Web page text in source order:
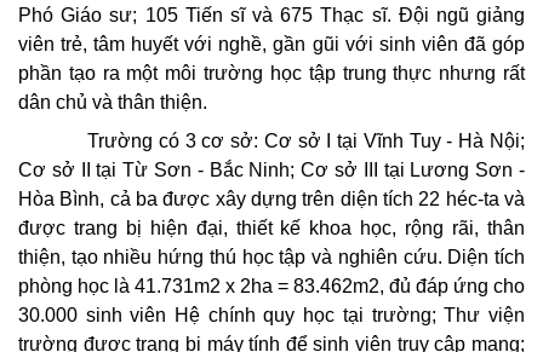
Phó Giáo sư; 105 Tiến sĩ và 675 Thạc sĩ. Đội ngũ giảng
viên trẻ, tâm huyết với nghề, gần gũi với sinh viên đã góp
phần tạo ra một môi trường học tập trung thực nhưng rất
dân chủ và thân thiện.
Trường có 3 cơ sở: Cơ sở I tại Vĩnh Tuy - Hà Nội;
Cơ sở II tại Từ Sơn - Bắc Ninh; Cơ sở III tại Lương Sơn -
Hòa Bình, cả ba được xây dựng trên diện tích 22 héc-ta và
được trang bị hiện đại, thiết kế khoa học, rộng rãi, thân
thiện, tạo nhiều hứng thú học tập và nghiên cứu. Diện tích
phòng học là 41.731m2 x 2ha = 83.462m2, đủ đáp ứng cho
30.000 sinh viên Hệ chính quy học tại trường; Thư viện
trường được trang bị máy tính để sinh viên truy cập mạng;